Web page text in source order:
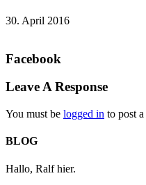
30. April 2016
Facebook
Leave A Response
You must be logged in to post
BLOG
Hallo, Ralf hier.